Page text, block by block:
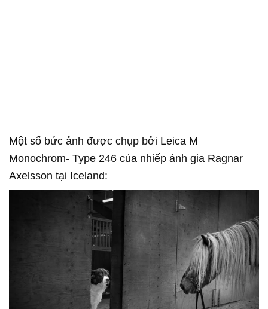
Một số bức ảnh được chụp bởi Leica M
Monochrom- Type 246 của nhiếp ảnh gia Ragnar
Axelsson tại Iceland: